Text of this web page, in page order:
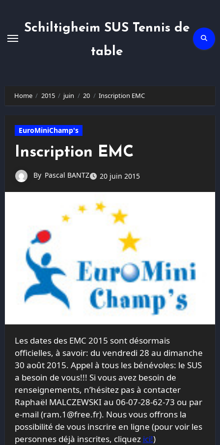
Schiltigheim SUS Tennis de
table
Home 2015 juin 20 Inscription EMC
EuroMiniChamp's
Inscription EMC
By Pascal BANTZ 20 juin 2015
Les dates des EMC 2015 sont désormais
officielles, à savoir: du vendredi 28 au dimanche
30 août 2015. Appel à tous les bénévoles: le SUS
a besoin de vous!!! Si vous avez besoin de
renseignements, n’hésitez pas à contacter
Raphaël MALCZEWSKI au 06-07-28-62-73 ou par
e-mail (ram.1@free.fr). Nous vous offrons la
possibilité de vous inscrire en ligne (pour voir les
personnes déjà inscrites, cliquez ici!)